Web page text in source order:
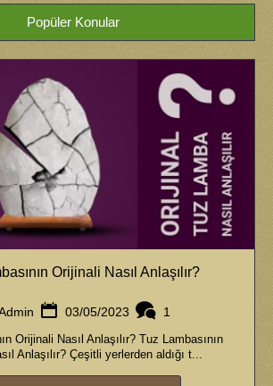
Popüler Konular
Orijinali Nasıl Anlaşılır?
03/05/2023 1
Orijinali Nasıl Anlaşılır? Tuz Lambasının
Anlaşılır? Çeşitli yerlerden aldığı t...